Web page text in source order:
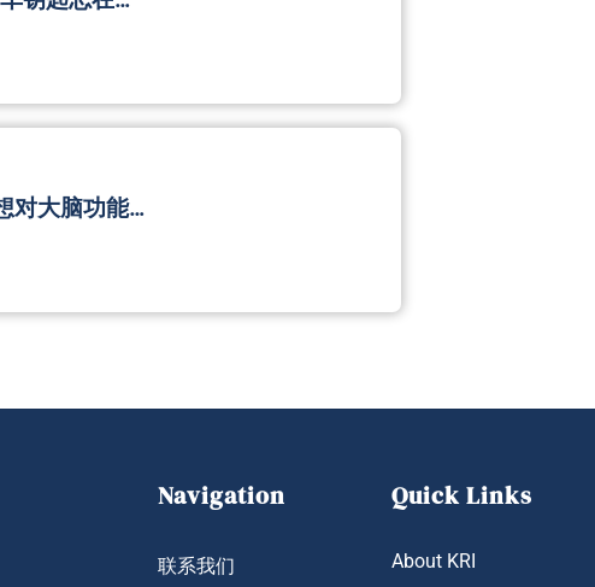
对大脑功能…
Navigation
联系我们
Quick Links
About KRI